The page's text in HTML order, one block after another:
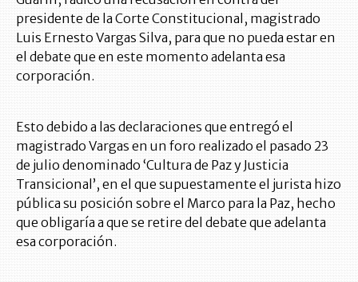
presidente de la Corte Constitucional, magistrado
Luis Ernesto Vargas Silva, para que no pueda estar en
el debate que en este momento adelanta esa
corporación.
Esto debido a las declaraciones que entregó el
magistrado Vargas en un foro realizado el pasado 23
de julio denominado ‘Cultura de Paz y Justicia
Transicional’, en el que supuestamente el jurista hizo
pública su posición sobre el Marco para la Paz, hecho
que obligaría a que se retire del debate que adelanta
esa corporación.